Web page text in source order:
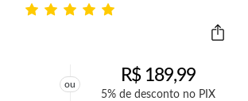
ou R$189,99
5% de desconto no PIX